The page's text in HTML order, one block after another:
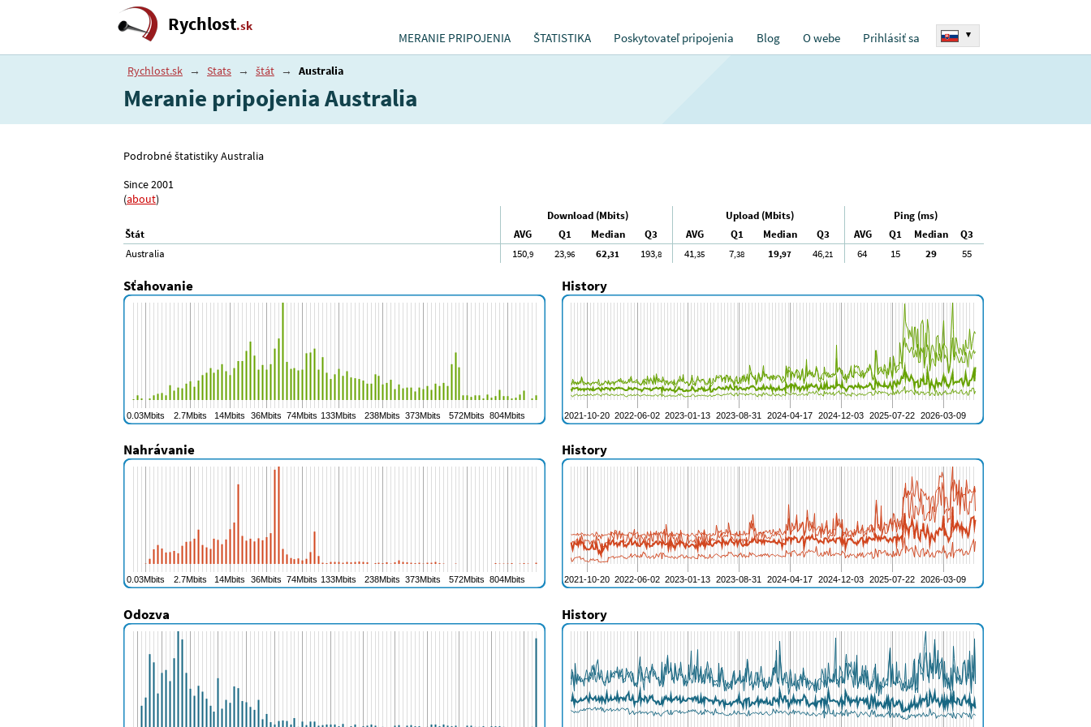
Rychlost.sk
MERANIE PRIPOJENIA ŠTATISTIKA Poskytovateľ pripojenia Blog O webe Prihlásiť sa ▾
Rychlost.sk → Stats → štát → Australia
Meranie pripojenia Australia
Podrobné štatistiky Australia
Since 2001
(about)
Download (Mbits) Upload (Mbits)
Ping (ms)
Štát
AVG Q1 Median Q3 AVG Q1 Median Q3 AVG Q1 Median
Q3
Australia
150,9 23,96 62,31 193,8 41,35 7,38 19,97 46,21 64 15 29 55
Sťahovanie History
Nahrávanie History
Odozva History